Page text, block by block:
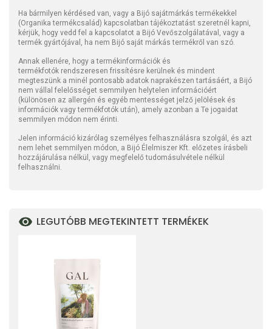
Ha bármilyen kérdésed van, vagy a Bijó sajátmárkás termékekkel
(Organika termékcsalád) kapcsolatban tájékoztatást szeretnél kapni,
kérjük, hogy vedd fel a kapcsolatot a Bijó Vevőszolgálatával, vagy a
termék gyártójával, ha nem Bijó saját márkás termékről van szó.
Annak ellenére, hogy a termékinformációk és
termékfotók rendszeresen frissítésre kerülnek és mindent
megteszünk a minél pontosabb adatok naprakészen tartásáért, a Bijó
nem vállal felelősséget semmilyen helytelen információért
(különösen az allergén és egyéb mentességet jelző jelölések és
információk vagy termékfotók után), amely azonban a Te jogaidat
semmilyen módon nem érinti.
Jelen információ kizárólag személyes felhasználásra szolgál, és azt
nem lehet semmilyen módon, a Bijó Élelmiszer Kft. előzetes írásbeli
hozzájárulása nélkül, vagy megfelelő tudomásulvétele nélkül
felhasználni.
LEGUTÓBB MEGTEKINTETT TERMÉKEK